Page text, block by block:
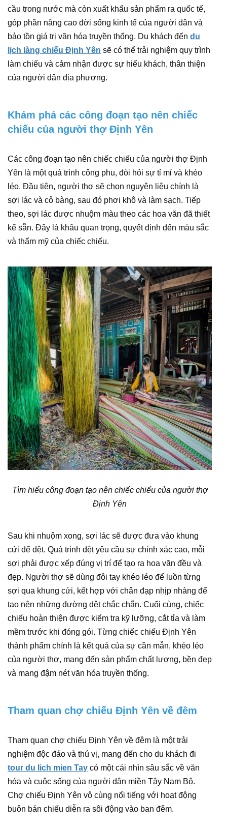
cầu trong nước mà còn xuất khẩu sản phẩm ra quốc tế,
góp phần nâng cao đời sống kinh tế của người dân và
bảo tồn giá trị văn hóa truyền thống. Du khách đến du
lịch làng chiếu Định Yên sẽ có thể trải nghiệm quy trình
làm chiếu và cảm nhận được sự hiếu khách, thân thiện
của người dân địa phương.
Khám phá các công đoạn tạo nên chiếc
chiếu của người thợ Định Yên
Các công đoạn tạo nên chiếc chiếu của người thợ Định
Yên là một quá trình công phu, đòi hỏi sự tỉ mỉ và khéo
léo. Đầu tiên, người thợ sẽ chọn nguyên liệu chính là
sợi lác và cỏ bàng, sau đó phơi khô và làm sạch. Tiếp
theo, sợi lác được nhuộm màu theo các hoa văn đã thiết
kế sẵn. Đây là khâu quan trọng, quyết định đến màu sắc
và thẩm mỹ của chiếc chiếu.
Tìm hiểu công đoạn tạo nên chiếc chiếu của người thợ
Định Yên
Sau khi nhuộm xong, sợi lác sẽ được đưa vào khung
cửi để dệt. Quá trình dệt yêu cầu sự chính xác cao, mỗi
sợi phải được xếp đúng vị trí để tạo ra hoa văn đều và
đẹp. Người thợ sẽ dùng đôi tay khéo léo để luồn từng
sợi qua khung cửi, kết hợp với chân đạp nhịp nhàng để
tạo nên những đường dệt chắc chắn. Cuối cùng, chiếc
chiếu hoàn thiện được kiểm tra kỹ lưỡng, cắt tỉa và làm
mềm trước khi đóng gói. Từng chiếc chiếu Định Yên
thành phẩm chính là kết quả của sự cần mẫn, khéo léo
của người thợ, mang đến sản phẩm chất lượng, bền đẹp
và mang đậm nét văn hóa truyền thống.
Tham quan chợ chiếu Định Yên về đêm
Tham quan chợ chiếu Định Yên về đêm là một trải
nghiệm độc đáo và thú vị, mang đến cho du khách đi
tour du lich mien Tay có một cái nhìn sâu sắc về văn
hóa và cuộc sống của người dân miền Tây Nam Bộ.
Chợ chiếu Định Yên vô cùng nổi tiếng với hoạt động
buôn bán chiếu diễn ra sôi động vào ban đêm.